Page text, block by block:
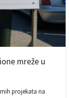
mreže u
projekata na